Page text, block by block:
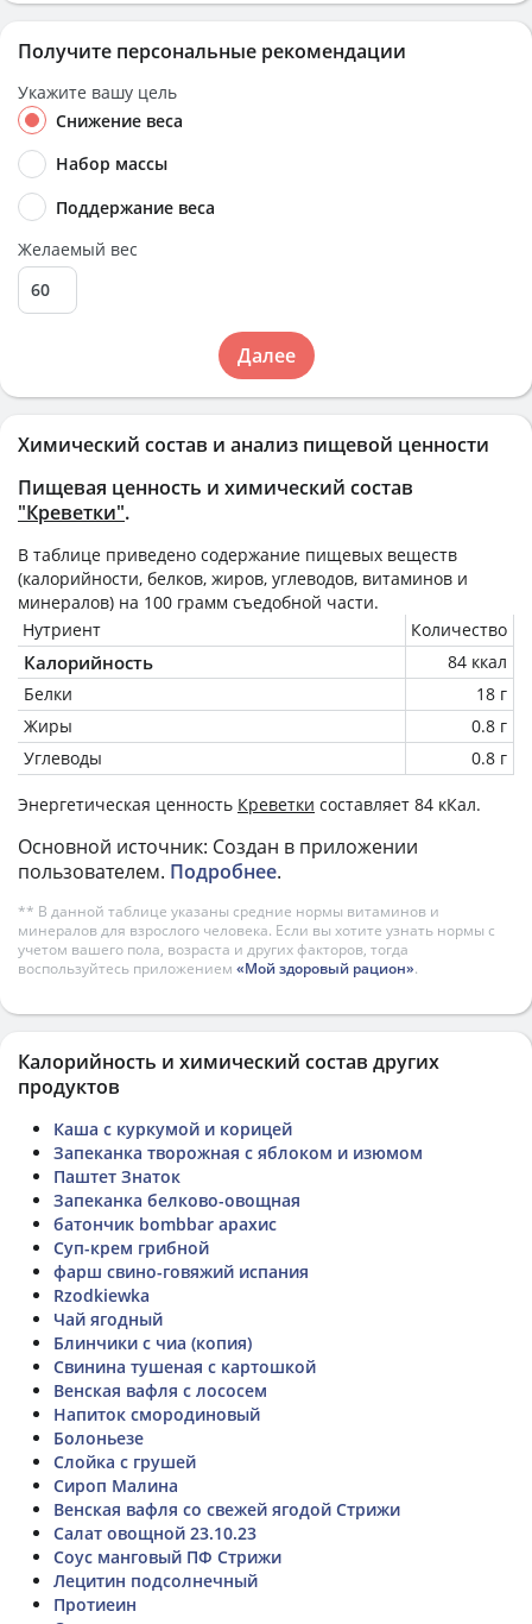
Химический состав и анализ пищевой ценности
Пищевая ценность и химический состав
"Креветки".
В таблице приведено содержание пищевых веществ
(калорийности, белков, жиров, углеводов, витаминов и
минералов) на 100 грамм съедобной части.
Нутриент
Количество
Калорийность
84 ккал
Белки
18 г
Жиры
0.8 г
Углеводы
0.8 г
Энергетическая ценность Креветки составляет 84 кКал.
Основной источник: Создан в приложении
пользователем. Подробнее.
** В данной таблице указаны средние нормы витаминов и
минералов для взрослого человека. Если вы хотите узнать нормы с
учетом вашего пола, возраста и других факторов, тогда
воспользуйтесь приложением «Мой здоровый рацион».
Получите персональные рекомендации
Укажите вашу цель
Снижение веса
Набор массы
Поддержание веса
Желаемый вес
Далее
Калорийность и химический состав других
продуктов
Каша с куркумой и корицей
Запеканка творожная с яблоком и изюмом
Паштет Знаток
Запеканка белково-овощная
батончик bombbar арахис
Суп-крем грибной
фарш свино-говяжий испания
Rzodkiewka
Чай ягодный
Блинчики с чиа (копия)
Свинина тушеная с картошкой
Венская вафля с лососем
Напиток смородиновый
Болоньезе
Слойка с грушей
Сироп Малина
Венская вафля со свежей ягодой Стрижи
Салат овощной 23.10.23
Соус манговый ПФ Стрижи
Лецитин подсолнечный
Протиеин